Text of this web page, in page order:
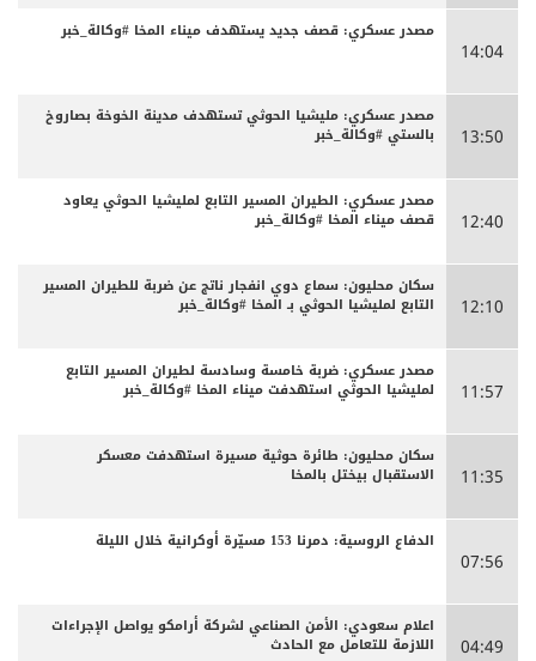
14:04
مصدر عسكري: قصف جديد يستهدف ميناء المخا #وكالة_خبر
13:50
مصدر عسكري: مليشيا الحوثي تستهدف مدينة الخوخة بصاروخ
بالستي #وكالة_خبر
12:40
مصدر عسكري: الطيران المسير التابع لمليشيا الحوثي يعاود
قصف ميناء المخا #وكالة_خبر
12:10
سكان محليون: سماع دوي انفجار ناتج عن ضربة للطيران المسير
التابع لمليشيا الحوثي بـ المخا #وكالة_خبر
11:57
مصدر عسكري: ضربة خامسة وسادسة لطيران المسير التابع
لمليشيا الحوثي استهدفت ميناء المخا #وكالة_خبر
11:35
سكان محليون: طائرة حوثية مسيرة استهدفت معسكر
الاستقبال بيختل بالمخا
07:56
الدفاع الروسية: دمرنا 153 مسيّرة أوكرانية خلال الليلة
04:49
اعلام سعودي: الأمن الصناعي لشركة أرامكو يواصل الإجراءات
اللازمة للتعامل مع الحادث